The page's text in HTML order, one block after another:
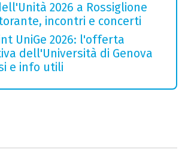
2026 a Rossiglione
incontri e concerti
UniGe 2026: l'offerta
dell'Università di Genova
e info utili